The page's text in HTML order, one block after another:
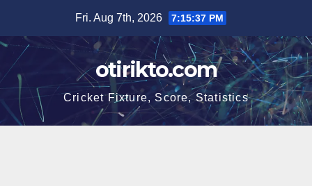
content
Fri. Aug 7th, 2026 7:15:37 PM
otirikto.com
Cricket Fixture, Score, Statistics